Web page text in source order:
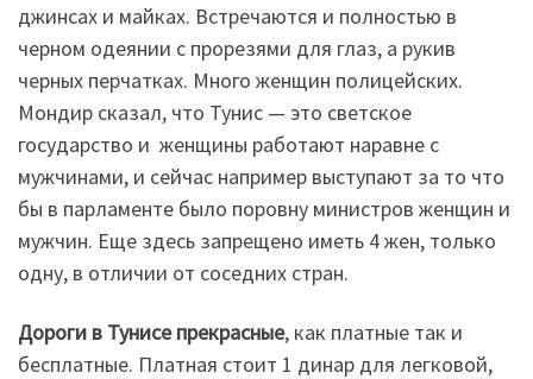
джинсах и майках. Встречаются и полностью в
черном одеянии с прорезями для глаз, а рукив
черных перчатках. Много женщин полицейских.
Мондир сказал, что Тунис — это светское
государство и женщины работают наравне с
мужчинами, и сейчас например выступают за то что
бы в парламенте было поровну министров женщин и
мужчин. Еще здесь запрещено иметь 4 жен, только
одну, в отличии от соседних стран.
Дороги в Тунисе прекрасные, как платные так и
бесплатные. Платная стоит 1 динар для легковой,